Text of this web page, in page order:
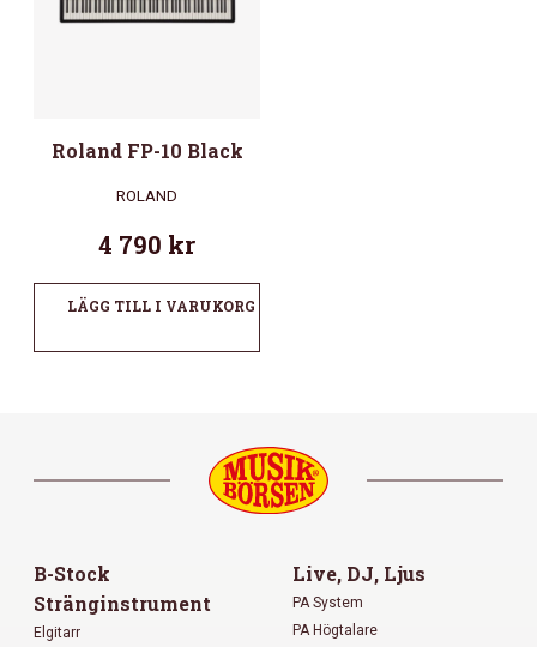
Roland FP-10 Black
ROLAND
4 790 kr
LÄGG TILL I VARUKORG
B-Stock
Stränginstrument
Elgitarr
Live, DJ, Ljus
PA System
PA Högtalare